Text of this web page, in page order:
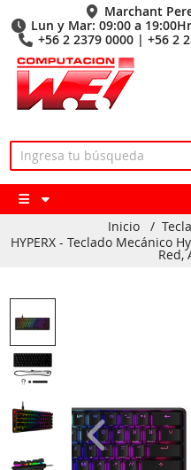
Marchant
Lun y Mar: 09:00 a
+56 2 2379 0000 | +56 2
Inicio /
HYPERX - Teclado Mecánico
Red,